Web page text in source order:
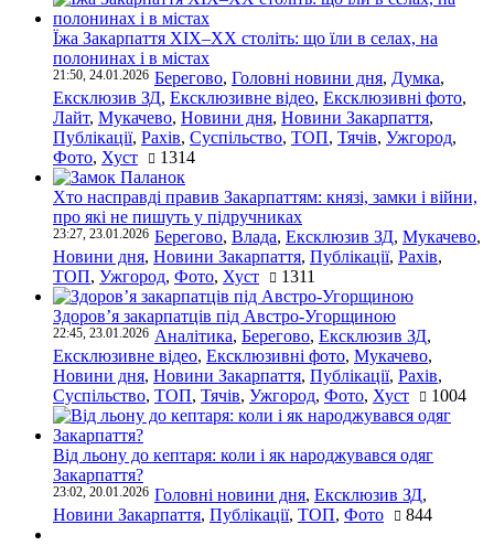
Їжа Закарпаття ХІХ–ХХ століть: що їли в селах, на
полонинах і в містах
21:50, 24.01.2026 Берегово, Головні новини дня, Думка,
Ексклюзив ЗД, Ексклюзивне відео, Ексклюзивні фото,
Лайт, Мукачево, Новини дня, Новини Закарпаття,
Публікації, Рахів, Суспільство, ТОП, Тячів, Ужгород,
Фото, Хуст 1314
Хто насправді правив Закарпаттям: князі, замки і війни,
про які не пишуть у підручниках
23:27, 23.01.2026 Берегово, Влада, Ексклюзив ЗД, Мукачево,
Новини дня, Новини Закарпаття, Публікації, Рахів,
ТОП, Ужгород, Фото, Хуст 1311
Здоров’я закарпатців під Австро-Угорщиною
22:45, 23.01.2026 Аналітика, Берегово, Ексклюзив ЗД,
Ексклюзивне відео, Ексклюзивні фото, Мукачево,
Новини дня, Новини Закарпаття, Публікації, Рахів,
Суспільство, ТОП, Тячів, Ужгород, Фото, Хуст 1004
Від льону до кептаря: коли і як народжувався одяг
Закарпаття?
23:02, 20.01.2026 Головні новини дня, Ексклюзив ЗД,
Новини Закарпаття, Публікації, ТОП, Фото 844